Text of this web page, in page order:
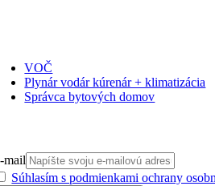
VOČ
Plynár vodár kúrenár + klimatizácia
Správca bytových domov
mail
Súhlasím s podmienkami ochrany